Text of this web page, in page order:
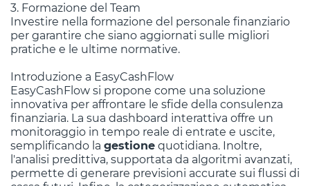
3. Formazione del Team
Investire nella formazione del personale finanziario
per garantire che siano aggiornati sulle migliori
pratiche e le ultime normative.
Introduzione a EasyCashFlow
EasyCashFlow si propone come una soluzione
innovativa per affrontare le sfide della consulenza
finanziaria. La sua dashboard interattiva offre un
monitoraggio in tempo reale di entrate e uscite,
semplificando la gestione quotidiana. Inoltre,
l'analisi predittiva, supportata da algoritmi avanzati,
permette di generare previsioni accurate sui flussi di